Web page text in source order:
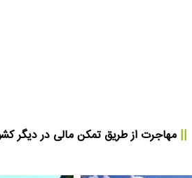
||مهاجرت از طریق تمکن مالی در دیگر